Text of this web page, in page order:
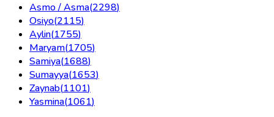
Asmo / Asma(2298)
Osiyo(2115)
Aylin(1755)
Maryam(1705)
Samiya(1688)
Sumayya(1653)
Zaynab(1101)
Yasmina(1061)